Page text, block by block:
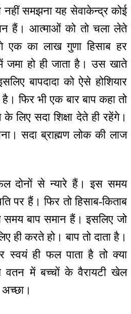
समझना यह सेवाकेन्द्र कोई
हैं। आत्माओं को तो चला लेते
एक का लाख गुणा हिसाब हर
हो ही जाता है। उस खाते
बापदादा को ऐसे होशियार
फिर भी एक बार बाप कहा तो
लिए सदा शिक्षा देते ही रहेंगे।
सदा ब्राह्मण लोक की लाज
दोनों से न्यारे हैं। इस समय
पर हैं। फिर तो हिसाब-किताब
बाप समान हैं। इसलिए जो
करते हो। बाप तो दाता है।
ही फल पाता है तो क्या
वतन में बच्चों के वैरायटी खेल